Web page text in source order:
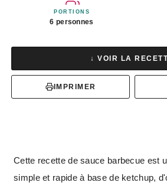
PORTIONS
6 personnes
↓ VOIR LA
IMPRIMER
Cette recette de sauce barbecue est
simple et rapide à base de ketchup,